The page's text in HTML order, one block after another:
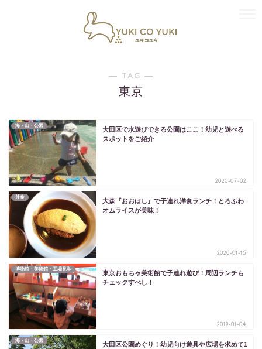
― TAG ―
東京
海・山・公園
大田区で水遊びできる公園はここ！幼児と遊べる
スポットをご紹介
2020-07-02
外食
大森『おおはし』で子連れ洋食ランチ！とろふわ
オムライスが美味！
2020-01-15
博物館・美術館・工場見学
東京おもちゃ美術館で子連れ遊び！周辺ランチも
チェックすべし！
2019-01-04
海・山・公園
大田区公園めぐり！幼児向け遊具や広場を求めて1